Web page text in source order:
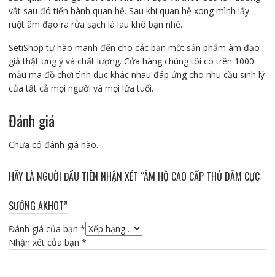
vật sau đó tiến hành quan hệ. Sau khi quan hệ xong mình lấy
ruột âm đạo ra rửa sạch là lau khô bạn nhé.
SetiShop tự hào manh đến cho các bạn một sản phẩm âm đạo
giả thật ưng ý và chất lượng. Cửa hàng chúng tôi có trên 1000
mẫu mã đồ chơi tình dục khác nhau đáp ứng cho nhu cầu sinh lý
của tất cả mọi người và mọi lứa tuổi.
Đánh giá
Chưa có đánh giá nào.
HÃY LÀ NGƯỜI ĐẦU TIÊN NHẬN XÉT “ÂM HỘ CAO CẤP THỦ DÂM CỰC
SƯỚNG AKHOT”
Đánh giá của bạn *
Nhận xét của bạn *